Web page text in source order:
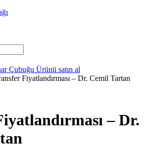
Çubuğu Ürünü satın al
Fiyatlandırması – Dr. Cemil Tartan
– Dr.